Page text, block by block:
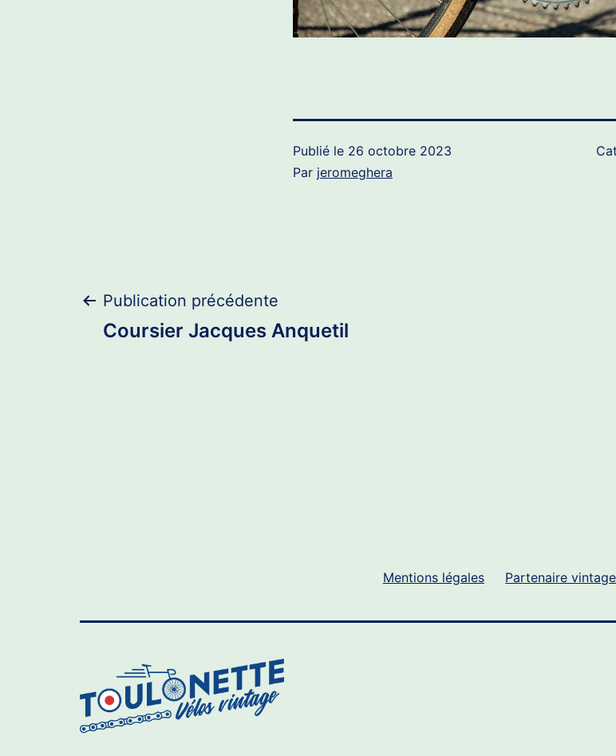
Publié le 26 octobre 2023
Par jeromeghera
Navigation
Publication précédente
Coursier Jacques Anquetil
Mentions légales Partenaire